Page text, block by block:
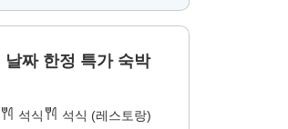
석식
석식 (레스토랑)